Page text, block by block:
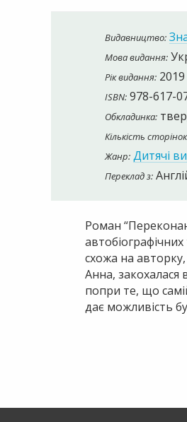
Видавництво:
Мова видання:
Рік видання: 2019
ISBN: 978-617-
Обкладинка:
Кількість
Жанр: Дитячі
Переклад з:
Роман
схожа на
Анна, закохалася
попри те, що
дає можливість